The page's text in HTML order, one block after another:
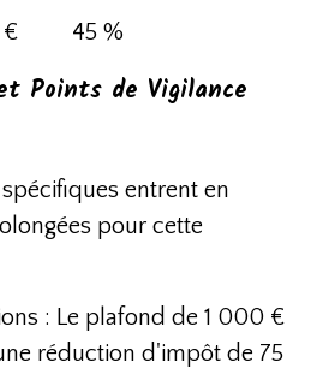
€ 45 %
Points de Vigilance
entrent en
pour cette
: Le plafond de 1 000 €
réduction d'impôt de 75